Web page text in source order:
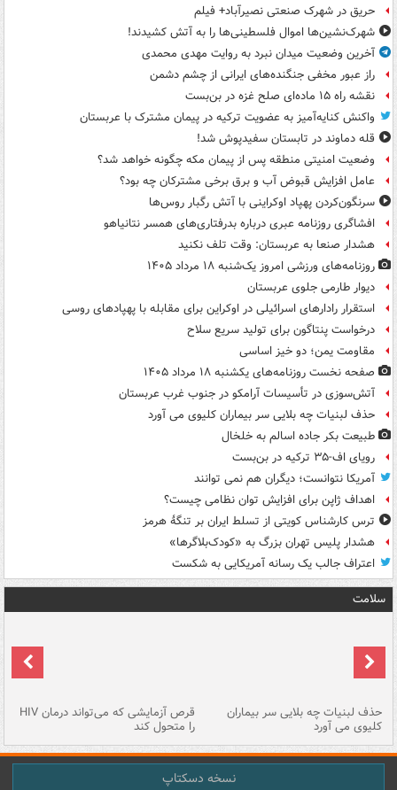
حریق در شهرک صنعتی نصیرآباد+ فیلم
شهرک‌نشین‌ها اموال فلسطینی‌ها را به آتش کشیدند!
آخرین وضعیت میدان نبرد به روایت مهدی محمدی
راز عبور مخفی جنگنده‌های ایرانی از چشم دشمن
نقشه راه ۱۵ ماده‌ای صلح غزه در بن‌بست
واکنش کنایه‌آمیز به عضویت ترکیه در پیمان مشترک با عربستان
قله دماوند در تابستان سفیدپوش شد!
وضعیت امنیتی منطقه پس از پیمان مکه چگونه خواهد شد؟
عامل افزایش قبوض آب و برق برخی مشترکان چه بود؟
سرنگون‌کردن پهپاد اوکراینی با آتش رگبار روس‌ها
افشاگری روزنامه عبری درباره بدرفتاری‌های همسر نتانیاهو
هشدار صنعا به عربستان: وقت تلف نکنید
روزنامه‌های ورزشی امروز یک‌شنبه ۱۸ مرداد ۱۴۰۵
دیوار طارمی جلوی عربستان
استقرار رادارهای اسرائیلی در اوکراین برای مقابله با پهپادهای روسی
درخواست پنتاگون برای تولید سریع سلاح
مقاومت یمن؛ دو خیز اساسی
صفحه نخست روزنامه‌های یکشنبه ۱۸ مرداد ۱۴۰۵
آتش‌سوزی در تأسیسات آرامکو در جنوب غرب عربستان
حذف لبنیات چه بلایی سر بیماران کلیوی می آورد
طبیعت بکر جاده اسالم به خلخال
رویای اف-۳۵ ترکیه در بن‌بست
آمریکا نتوانست؛ دیگران هم نمی توانند
اهداف ژاپن برای افزایش توان نظامی چیست؟
ترس کارشناس کویتی از تسلط ایران بر تنگۀ هرمز
هشدار پلیس تهران بزرگ به «کودک‌بلاگرها»
اعتراف جالب یک رسانه آمریکایی به شکست
سلامت
حذف لبنیات چه بلایی سر بیماران
کلیوی می آورد
قرص آزمایشی که می‌تواند درمان HIV
را متحول کند
نسخه دسکتاپ